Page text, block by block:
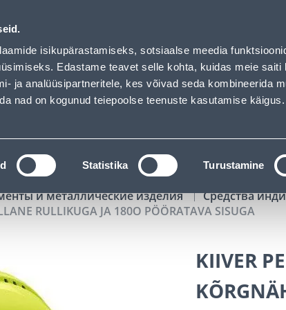
isikupärastamiseks, sotsiaalse meedia
Edastame teavet selle kohta, kuidas meie saiti
ja analüüsipartneritele, kes võivad seda kombineerida
nad on kogunud teiepoolse teenuste kasutamise käigus.
Statistika Turustamine
JA 180O PÖÖRATAVA SISUGA - Bauhof has loaded
частных клиентов Услуги Предложения о
ПОИСК
АРЕНДА ИНСТРУМЕНТОВ
и металлические изделия Средства
RULLIKUGA JA 180O PÖÖRATAVA SISUGA
KIIVER